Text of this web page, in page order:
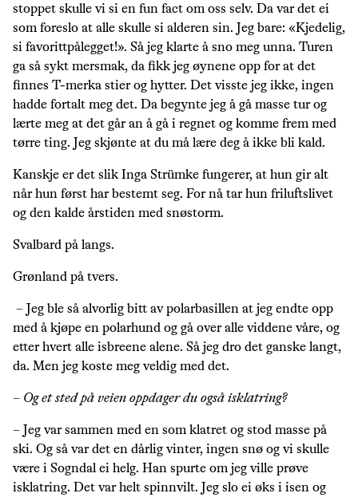
stoppet skulle vi si en fun fact om oss selv. Da var det ei
som foreslo at alle skulle si alderen sin. Jeg bare: «Kjedelig,
si favorittpålegget!». Så jeg klarte å sno meg unna. Turen
ga så sykt mersmak, da fikk jeg øynene opp for at det
finnes T-merka stier og hytter. Det visste jeg ikke, ingen
hadde fortalt meg det. Da begynte jeg å gå masse tur og
lærte meg at det går an å gå i regnet og komme frem med
tørre ting. Jeg skjønte at du må lære deg å ikke bli kald.
Kanskje er det slik Inga Strümke fungerer, at hun gir alt
når hun først har bestemt seg. For nå tar hun friluftslivet
og den kalde årstiden med snøstorm.
Svalbard på langs.
Grønland på tvers.
– Jeg ble så alvorlig bitt av polarbasillen at jeg endte opp
med å kjøpe en polarhund og gå over alle viddene våre, og
etter hvert alle isbreene alene. Så jeg dro det ganske langt,
da. Men jeg koste meg veldig med det.
– Og et sted på veien oppdager du også isklatring?
– Jeg var sammen med en som klatret og stod masse på
ski. Og så var det en dårlig vinter, ingen snø og vi skulle
være i Sogndal ei helg. Han spurte om jeg ville prøve
isklatring. Det var helt spinnvilt. Jeg slo ei øks i isen og